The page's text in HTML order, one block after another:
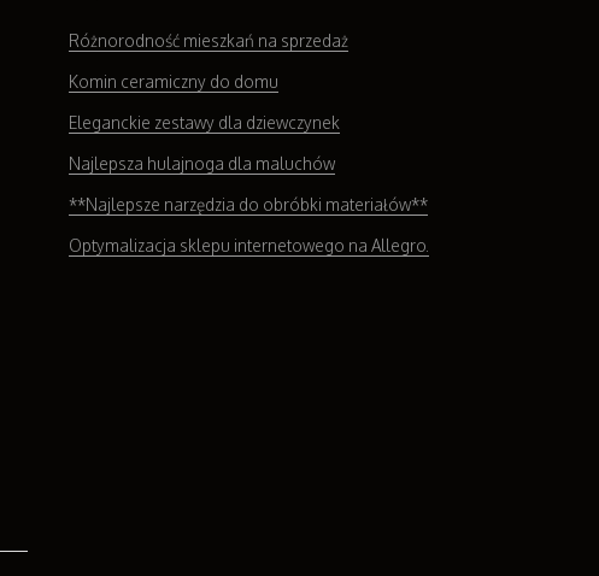
Różnorodność mieszkań na sprzedaż
Komin ceramiczny do domu
Eleganckie zestawy dla dziewczynek
Najlepsza hulajnoga dla maluchów
**Najlepsze narzędzia do obróbki materiałów**
Optymalizacja sklepu internetowego na Allegro.